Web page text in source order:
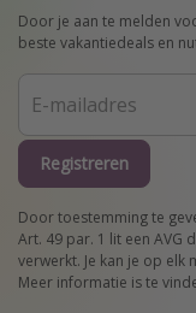
Door je aan te melden
beste vakantiedeals en
Registreren
Door toestemming te
Art. 49 par. 1 lit een AVG
verwerkt. Je kan je op
Meer informatie is te